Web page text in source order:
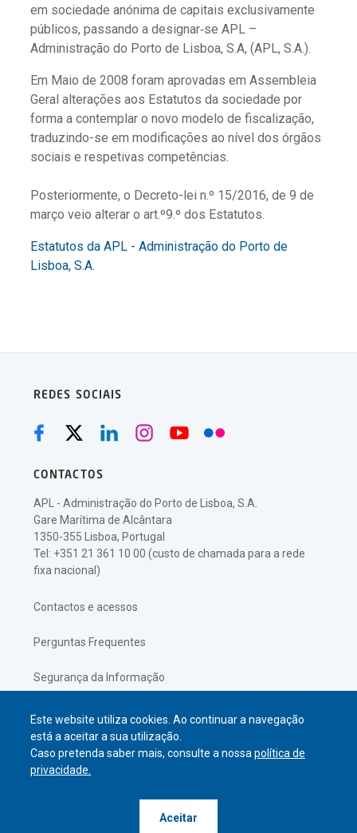
Este website utiliza cookies. Ao continuar a navegação
está a aceitar a sua utilização.
Caso pretenda saber mais, consulte a nossapolítica de
privacidade.
Aceitar
em sociedade anónima de capitais exclusivamente
públicos, passando a designar‑se APL –
Administração do Porto de Lisboa, S.A, (APL, S.A.).
Em Maio de 2008 foram aprovadas em Assembleia
Geral alterações aos Estatutos da sociedade por
forma a contemplar o novo modelo de fiscalização,
traduzindo-se em modificações ao nível dos órgãos
sociais e respetivas competências.
Posteriormente, o Decreto-lei n.º 15/2016, de 9 de
março veio alterar o art.º9.º dos Estatutos.
Estatutos da APL - Administração do Porto de
Lisboa, S.A.
REDES SOCIAIS
CONTACTOS
APL - Administração do Porto de Lisboa, S.A.
Gare Marítima de Alcântara
1350-355 Lisboa, Portugal
Tel: +351 21 361 10 00 (custo de chamada para a rede
fixa nacional)
Contactos e acessos
Perguntas Frequentes
Segurança da Informação
Política de Privacidade
© APL Administração do Porto de